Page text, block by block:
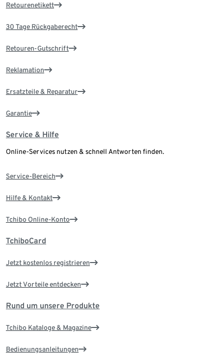
Retourenetikett
30 Tage Rückgaberecht
Retouren-Gutschrift
Reklamation
Ersatzteile & Reparatur
Garantie
Service & Hilfe
Online-Services nutzen & schnell Antworten finden.
Service-Bereich
Hilfe & Kontakt
Tchibo Online-Konto
TchiboCard
Jetzt kostenlos registrieren
Jetzt Vorteile entdecken
Rund um unsere Produkte
Tchibo Kataloge & Magazine
Bedienungsanleitungen